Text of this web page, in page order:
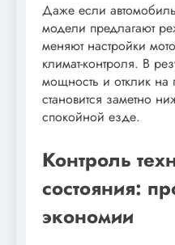
Даже если
модели предлагают
меняют настройки
климат-контроля. В
мощность и отклик на
становится заметно
спокойной езде.
Контроль
состояния:
экономии